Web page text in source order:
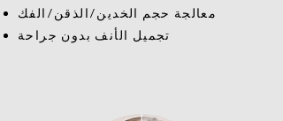
معالجة حجم الخدين/الذقن/الفك
تجميل الأنف بدون جراحة